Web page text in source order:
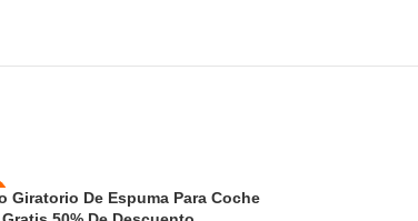
Giratorio De Espuma Para Coche